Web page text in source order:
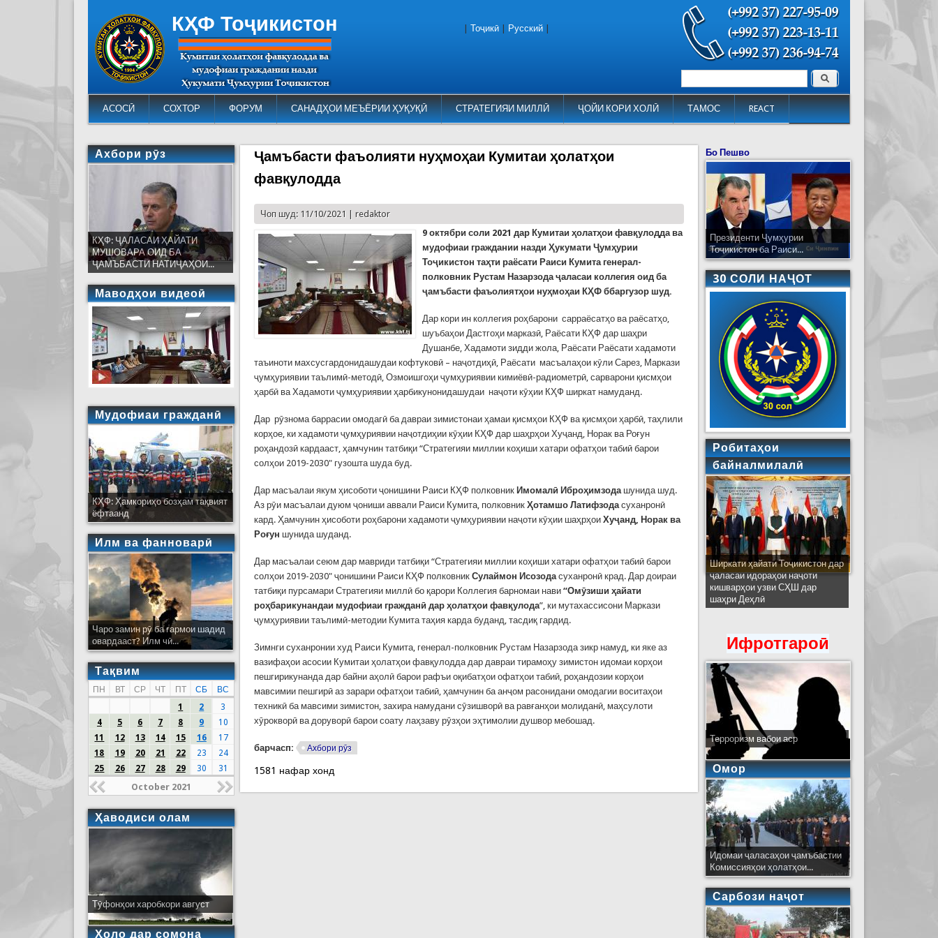
КҲФ Тоҷикистон
АСОСӢ СОХТОР ФОРУМ САНАДҲОИ МЕЪЁРИИ ҲУҚУҚӢ СТРАТЕГИЯИ МИЛЛӢ ҶОЙИ КОРИ ХОЛӢ ТАМОС REACT
Форма поиска Поиск
Тоҷикӣ Русский
Ҷамъбасти фаъолияти нуҳмоҳаи Кумитаи ҳолатҳои
фавқулодда
Чоп шуд: 11/10/2021 |redaktor
9 октябри соли 2021дар Кумитаи ҳолатҳои фавқулодда ва
мудофиаи граждании назди Ҳукумати Ҷумҳурии
Тоҷикистон таҳти раёсати Раиси Кумита генерал-
полковник Рустам Назарзода ҷаласаи коллегия оид ба
ҷамъбасти фаъолиятҳои нуҳмоҳаи КҲФ ббаргузор шуд.
Дар кори ин коллегия роҳбарони сарраёсатҳо ва раёсатҳо,
шуъбаҳои Дастгоҳи марказӣ, Раёсати КҲФ дар шаҳри
Душанбе, Хадамоти зидди жола, Раёсати Раёсати хадамоти
таъиноти махсусгардонидашудаи кофтуковӣ – наҷотдиҳӣ, Раёсати масъалаҳои кӯли Сарез, Маркази
ҷумҳуриявии таълимӣ-методӣ, Озмоишгоҳи ҷумҳуриявии кимиёвӣ-радиометрӣ, сарварони қисмҳои
ҳарбӣ ва Хадамоти ҷумҳуриявии ҳарбикунонидашудаи наҷоти кӯҳии КҲФ ширкат намуданд.
Дар рӯзнома баррасии омодагӣ ба давраи зимистонаи ҳамаи қисмҳои КҲФ ва қисмҳои ҳарбӣ, таҳлили
корҳое, ки хадамоти ҷумҳуриявии наҷотдиҳии кӯҳии КҲФ дар шаҳрҳои Хуҷанд, Норак ва Роғун
роҳандозӣ кардааст, ҳамчунин татбиқи “Стратегияи миллии коҳиши хатари офатҳои табиӣ барои
солҳои 2019-2030" гузошта шуда буд.
Дар масъалаи якум ҳисоботи ҷонишини Раиси КҲФ полковник Имомалӣ Иброҳимзода шунида шуд.
Аз рӯи масъалаи дуюм ҷониши аввали Раиси Кумита, полковникҲотамшо Латифзода суханронӣ
кард. Ҳамчунин ҳисоботи роҳбарони хадамоти ҷумҳуриявии наҷоти кӯҳии шаҳрҳоиХуҷанд, Норак ва
Роғун шунида шуданд.
Дар масъалаи сеюм дар мавриди татбиқи “Стратегияи миллии коҳиши хатари офатҳои табиӣ барои
солҳои 2019-2030" ҷонишини Раиси КҲФ полковникСулаймон Исозода суханронӣ крад. Дар доираи
татбиқи пурсамари Стратегияи миллӣ бо қарори Коллегия барномаи нави“Омӯзиши ҳайати
роҳбарикунандаи мудофиаи гражданӣ дар ҳолатҳои фавқулода”, ки мутахассисони Маркази
ҷумҳуриявии таълимӣ-методии Кумита таҳия карда буданд, тасдиқ гардид.
Зимнги суханронии худ Раиси Кумита, генерал-полковник Рустам Назарзода зикр намуд, ки яке аз
вазифаҳои асосии Кумитаи ҳолатҳои фавқулодда дар давраи тирамоҳу зимистон идомаи корҳои
пешгирикунанда дар байни аҳолӣ барои рафъи оқибатҳои офатҳои табиӣ, роҳандозии корҳои
мавсимии пешгирӣ аз зарари офатҳои табиӣ, ҳамчунин ба анҷом расонидани омодагии воситаҳои
техникӣ ба мавсими зимистон, захира намудани сӯзишворӣ ва равғанҳои молиданӣ, маҳсулоти
хӯрокворӣ ва доруворӣ барои соату лаҳзаву рӯзҳои эҳтимолии душвор мебошад.
барчасп: Ахбори рӯз
1581 нафар хонд
Ахбори рӯз
КҲФ: ҶАЛАСАИ ҲАЙАТИ
МУШОВАРА ОИД БА
ҶАМЪБАСТИ НАТИҶАҲОИ...
Маводҳои видеоӣ
Мудофиаи гражданӣ
КҲФ: Ҳамкориҳо бозҳам тақвият
ёфтаанд
Илм ва фанноварӣ
Чаро замин рӯ ба гармои шадид
овардааст? Илм чӣ...
Тақвим
ПН ВТ СР ЧТ ПТ СБ
ВС
1
2
3
4
5 6 7 8 9
10
11
12 13 14 15 16
17
18
19 20 21 22 23
24
25
26 27 28 29 30 31
October 2021
Ҳаводиси олам
Тӯфонҳои харобкори август
Ҳоло дар сомона
Бо Пешво
Президенти Ҷумҳурии
Тоҷикистон ба Раиси...
30 СОЛИ НАҶОТ
Робитаҳои
байналмилалӣ
Ширкати ҳайати Тоҷикистон дар
ҷаласаи идораҳои наҷоти
кишварҳои узви СҲШ дар
шаҳри Деҳлӣ
Ифротгароӣ
Терроризм вабои аср
Омор
Идомаи ҷаласаҳои ҷамъбастии
Комиссияҳои ҳолатҳои...
Сарбози наҷот